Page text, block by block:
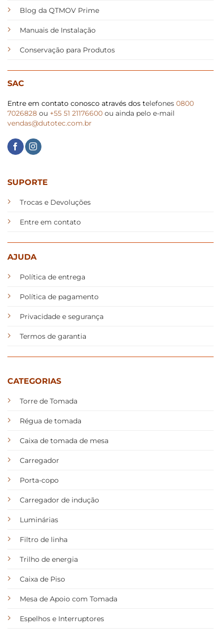
Blog da QTMOV Prime
Manuais de Instalação
Conservação para Produtos
SAC
Entre em contato conosco através dos telefones 0800
7026828 ou +55 51 21176600 ou ainda pelo e-mail
vendas@dutotec.com.br
SUPORTE
Trocas e Devoluções
Entre em contato
AJUDA
Política de entrega
Política de pagamento
Privacidade e segurança
Termos de garantia
CATEGORIAS
Torre de Tomada
Régua de tomada
Caixa de tomada de mesa
Carregador
Porta-copo
Carregador de indução
Luminárias
Filtro de linha
Trilho de energia
Caixa de Piso
Mesa de Apoio com Tomada
Espelhos e Interruptores